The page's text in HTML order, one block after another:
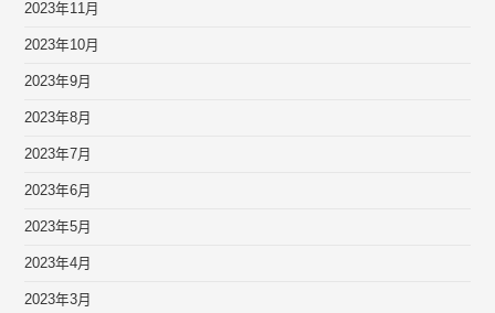
2023年11月
2023年10月
2023年9月
2023年8月
2023年7月
2023年6月
2023年5月
2023年4月
2023年3月